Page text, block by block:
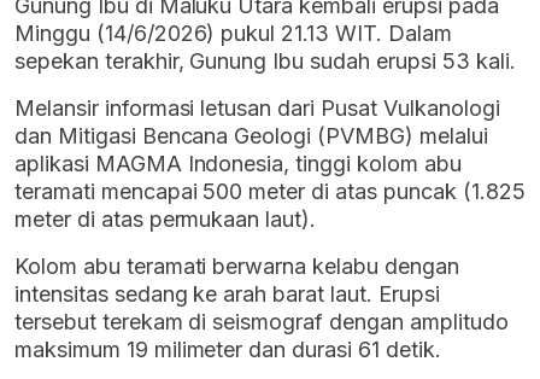
Gunung Ibu di Maluku Utara kembali erupsi pada
Minggu (14/6/2026) pukul 21.13 WIT. Dalam
sepekan terakhir, Gunung Ibu sudah erupsi 53 kali.
Melansir informasi letusan dari Pusat Vulkanologi
dan Mitigasi Bencana Geologi (PVMBG) melalui
aplikasi MAGMA Indonesia, tinggi kolom abu
teramati mencapai 500 meter di atas puncak (1.825
meter di atas permukaan laut).
Kolom abu teramati berwarna kelabu dengan
intensitas sedang ke arah barat laut. Erupsi
tersebut terekam di seismograf dengan amplitudo
maksimum 19 milimeter dan durasi 61 detik.